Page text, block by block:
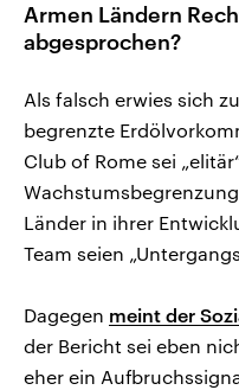
Armen Ländern
abgesprochen?
Als falsch erwies sich
begrenzte
Club of Rome sei
Länder in ihrer
Team seien
Dagegen meint der
der Bericht sei eben
eher ein